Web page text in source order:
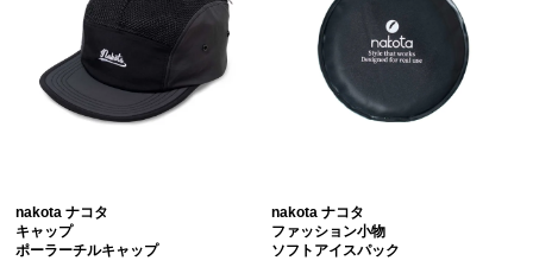
nakota ナコタ
キャップ
ポーラーチルキャップ
nakota ナコタ
ファッション小物
ソフトアイスパック